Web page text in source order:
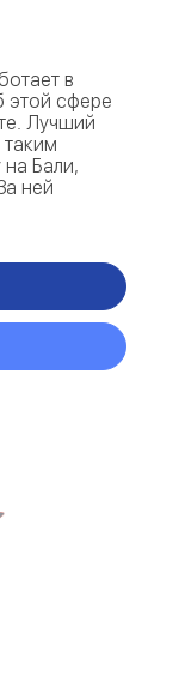
в
этой сфере
Лучший
Бали,
ней